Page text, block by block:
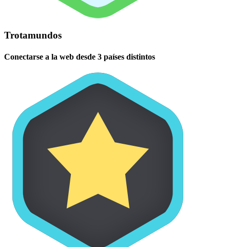
Trotamundos
Conectarse a la web desde 3 países distintos